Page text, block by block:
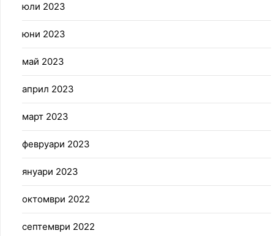
юли 2023
юни 2023
май 2023
април 2023
март 2023
февруари 2023
януари 2023
октомври 2022
септември 2022